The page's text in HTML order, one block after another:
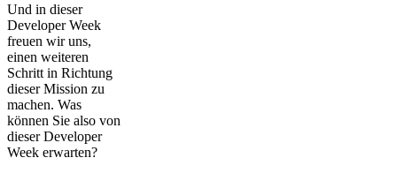
Und in dieser
Developer Week
freuen wir uns,
einen weiteren
Schritt in Richtung
dieser Mission zu
machen. Was
können Sie also von
dieser Developer
Week erwarten?